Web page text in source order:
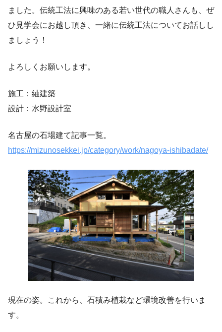
ました。伝統工法に興味のある若い世代の職人さんも、ぜ
ひ見学会にお越し頂き、一緒に伝統工法についてお話しし
ましょう！
よろしくお願いします。
施工：紬建築
設計：水野設計室
名古屋の石場建て記事一覧。
https://mizunosekkei.jp/category/work/nagoya-ishibadate/
現在の姿。これから、石積み植栽など環境改善を行いま
す。